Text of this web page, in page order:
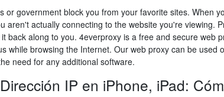
or government block you from your favorite sites. When
aren't actually connecting to the website you're viewing.
back along to you. 4everproxy is a free and secure web
while browsing the Internet. Our web proxy can be used
need for any additional software.
IP en iPhone, iPad: